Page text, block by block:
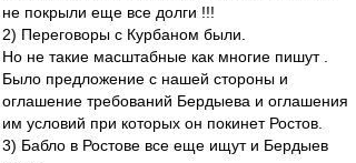
не покрыли еще все долги !!!
2) Переговоры с Курбаном были.
Но не такие масштабные как многие пишут .
Было предложение с нашей стороны и
оглашение требований Бердыева и оглашения
им условий при которых он покинет Ростов.
3) Бабло в Ростове все еще ищут и Бердыев